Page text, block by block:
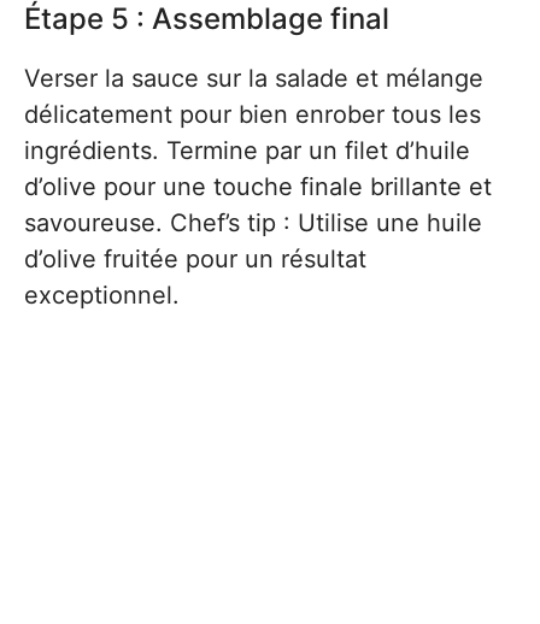
Étape 5 : Assemblage final
Verser la sauce sur la salade et mélange
délicatement pour bien enrober tous les
ingrédients. Termine par un filet d’huile
d’olive pour une touche finale brillante et
savoureuse. Chef’s tip : Utilise une huile
d’olive fruitée pour un résultat
exceptionnel.